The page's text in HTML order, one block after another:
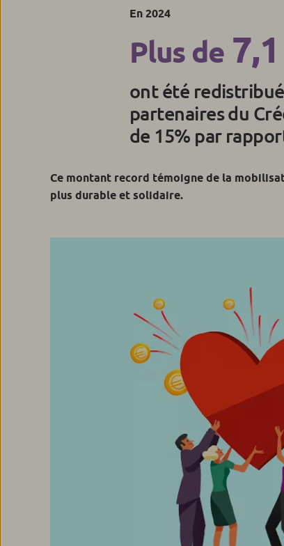
En 2024
Plus de 7,1
ont été
partenaires du
de 15% par
Ce montant record témoigne de la
plus durable et solidaire.